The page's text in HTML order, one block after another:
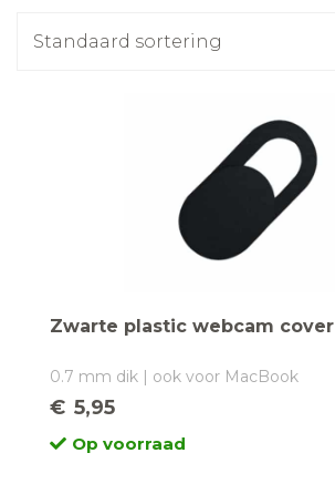
Zwarte plastic webcam cover
0.7 mm dik | ook voor MacBook
€ 5,95
Op voorraad